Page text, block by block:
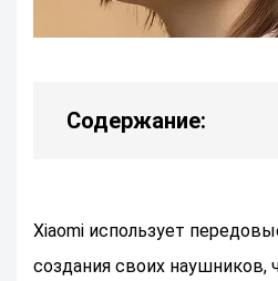
Содержание:
Xiaomi использует
создания своих наушников,